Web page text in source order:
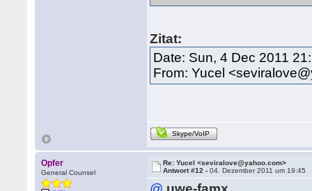
Zitat:
Date: Sun, 4 Dec 2011
From: Yucel
Skype/VoIP
Opfer
General Counsel
Re: Yucel <seviralove@yahoo.com>
Antwort #12 -04. Dezember 2011 um 19:45